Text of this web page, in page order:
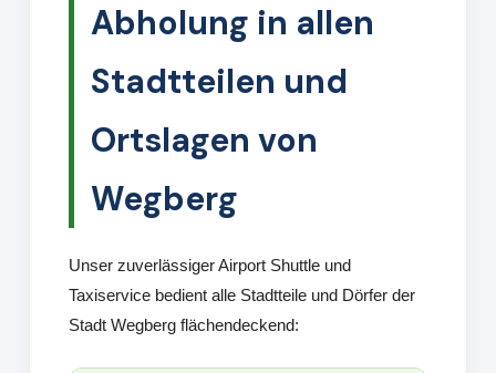
Abholung in allen
Stadtteilen und
Ortslagen von
Wegberg
Unser zuverlässiger Airport Shuttle und
Taxiservice bedient alle Stadtteile und Dörfer der
Stadt Wegberg flächendeckend: